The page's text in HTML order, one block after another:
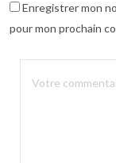
Enregistrer mon
pour mon prochain